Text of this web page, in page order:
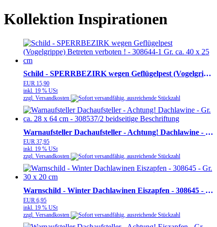
Kollektion Inspirationen
Schild - SPERRBEZIRK wegen Geflügelpest (Vogelgrippe) Betreten verboten ! - 308644-1 Gr. ca. 40 x 25 cm
EUR 15,90
inkl. 19 % USt
zzgl. Versandkosten
Warnaufsteller Dachaufsteller - Achtung! Dachlawine - Gr. ca. 28 x 64 cm - 308537/2 beidseitige Beschriftung
EUR 37,95
inkl. 19 % USt
zzgl. Versandkosten
Warnschild - Winter Dachlawinen Eiszapfen - 308645 - Gr. 30 x 20 cm
EUR 6,95
inkl. 19 % USt
zzgl. Versandkosten